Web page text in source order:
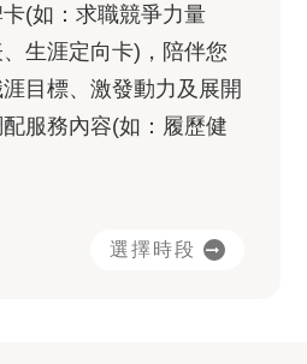
(如：求職競爭力量
生涯定向卡)，陪伴您
目標、激發動力及展開
服務內容(如：履歷健
選擇時段